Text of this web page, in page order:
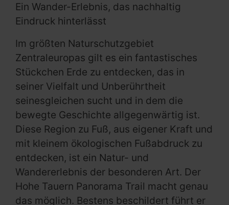
Ein Wander-Erlebnis, das nachhaltig
Eindruck hinterlässt
Im größten Naturschutzgebiet
Zentraleuropas gilt es ein fantastisches
Stückchen Erde zu entdecken, das in
seiner Vielfalt und Unberührtheit
seinesgleichen sucht und in dem die
bewegte Geschichte allgegenwärtig ist.
Diese Region zu Fuß, aus eigener Kraft und
mit kleinem ökologischen Fußabdruck zu
entdecken, ist ein Natur- und
Wandererlebnis der besonderen Art. Der
Hohe Tauern Panorama Trail macht genau
das möglich. Bestens beschildert führt er